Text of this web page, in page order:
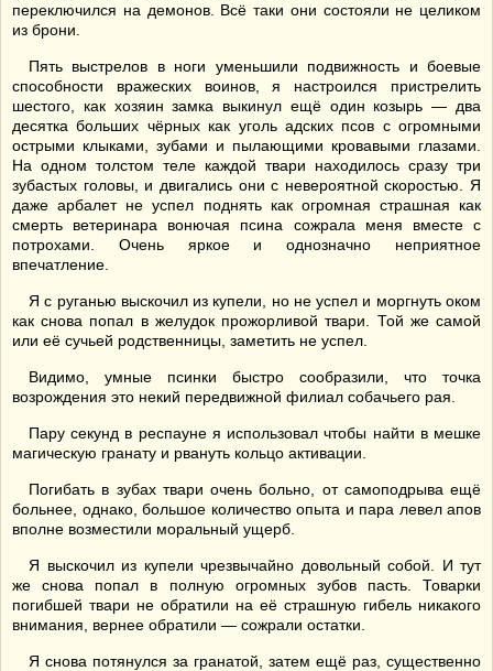
переключился на демонов. Всё таки они состояли не целиком
из брони.
Пять выстрелов в ноги уменьшили подвижность и боевые
способности вражеских воинов, я настроился пристрелить
шестого, как хозяин замка выкинул ещё один козырь — два
десятка больших чёрных как уголь адских псов с огромными
острыми клыками, зубами и пылающими кровавыми глазами.
На одном толстом теле каждой твари находилось сразу три
зубастых головы, и двигались они с невероятной скоростью. Я
даже арбалет не успел поднять как огромная страшная как
смерть ветеринара вонючая псина сожрала меня вместе с
потрохами. Очень яркое и однозначно неприятное
впечатление.
Я с руганью выскочил из купели, но не успел и моргнуть оком
как снова попал в желудок прожорливой твари. Той же самой
или её сучьей родственницы, заметить не успел.
Видимо, умные псинки быстро сообразили, что точка
возрождения это некий передвижной филиал собачьего рая.
Пару секунд в респауне я использовал чтобы найти в мешке
магическую гранату и рвануть кольцо активации.
Погибать в зубах твари очень больно, от самоподрыва ещё
больнее, однако, большое количество опыта и пара левел апов
вполне возместили моральный ущерб.
Я выскочил из купели чрезвычайно довольный собой. И тут
же снова попал в полную огромных зубов пасть. Товарки
погибшей твари не обратили на её страшную гибель никакого
внимания, вернее обратили — сожрали остатки.
Я снова потянулся за гранатой, затем ещё раз, существенно